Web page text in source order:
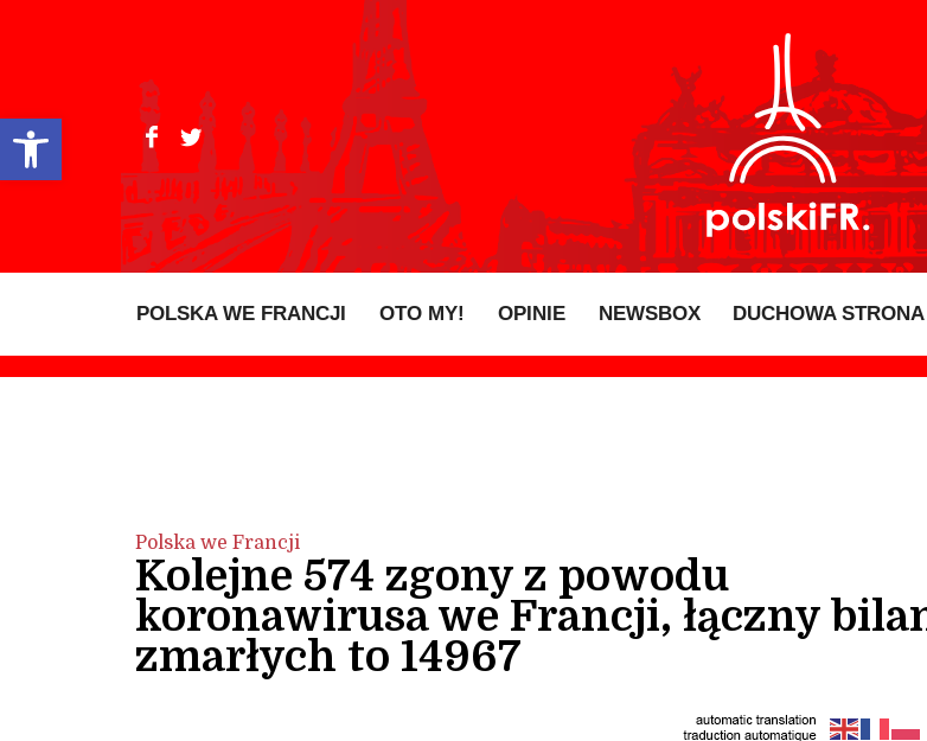
Open toolbar
POLSKA WE FRANCJI OTO MY! OPINIE NEWSBOX DUCHOWA STRONA
Polska we Francji
Kolejne 574 zgony z powodu
koronawirusa we Francji, łączny
zmarłych to 14967